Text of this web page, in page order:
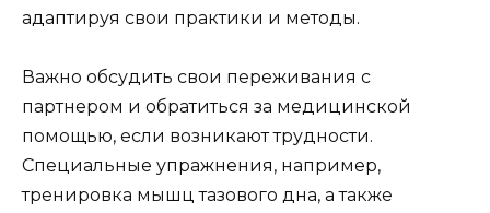
адаптируя свои практики и методы.
Важно обсудить свои переживания с
партнером и обратиться за медицинской
помощью, если возникают трудности.
Специальные упражнения, например,
тренировка мышц тазового дна, а также